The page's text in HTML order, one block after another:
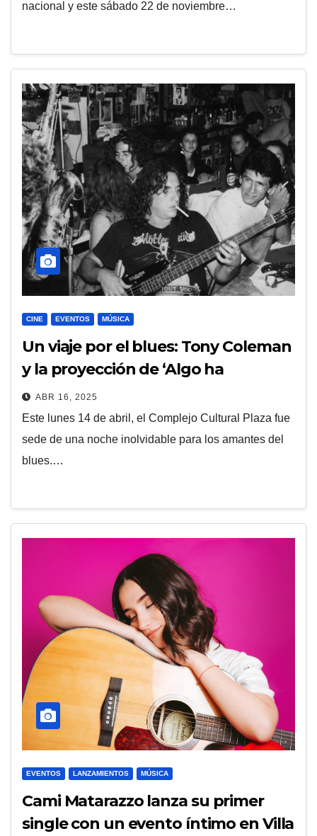
nacional y este sábado 22 de noviembre…
CINE EVENTOS MÚSICA
Un viaje por el blues: Tony Coleman
y la proyección de ‘Algo ha
cambiado’ en San Martín
ABR 16, 2025
Este lunes 14 de abril, el Complejo Cultural Plaza fue
sede de una noche inolvidable para los amantes del
blues.…
EVENTOS LANZAMIENTOS MÚSICA
Cami Matarazzo lanza su primer
single con un evento íntimo en Villa